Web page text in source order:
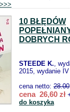
>>>
10 BŁĘDÓW
DOBRYCH
STEEDE K.,
2015, wydanie IV
cena netto: 28.00
cena 26,60 zł
do koszyka